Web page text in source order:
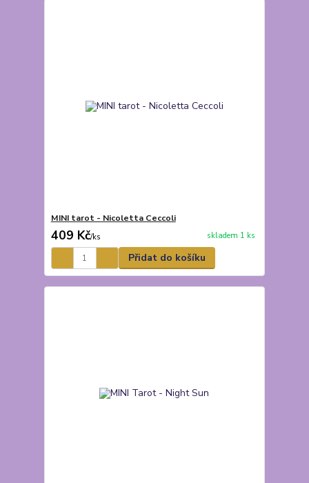
MINI tarot - Nicoletta Ceccoli
409 Kč/ks skladem 1 ks
Přidat do košíku